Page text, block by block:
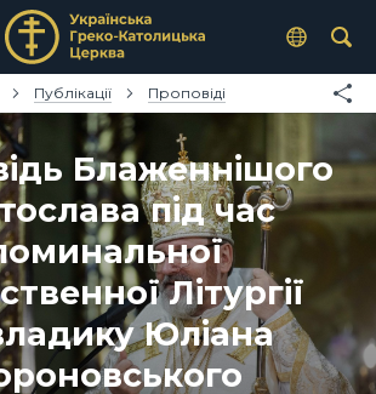
Публікації Проповіді
Блаженнішого
під час
Літургії
Юліана